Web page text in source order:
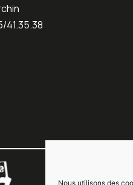
Nous utilisons des
41.35.38